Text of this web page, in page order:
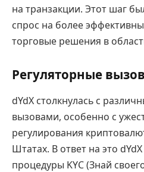
на транзакции. Этот шаг
спрос на более
торговые решения в
Регуляторные
dYdX столкнулась с
вызовами, особенно с
регулирования
Штатах. В ответ на это
процедуры KYC (Знай